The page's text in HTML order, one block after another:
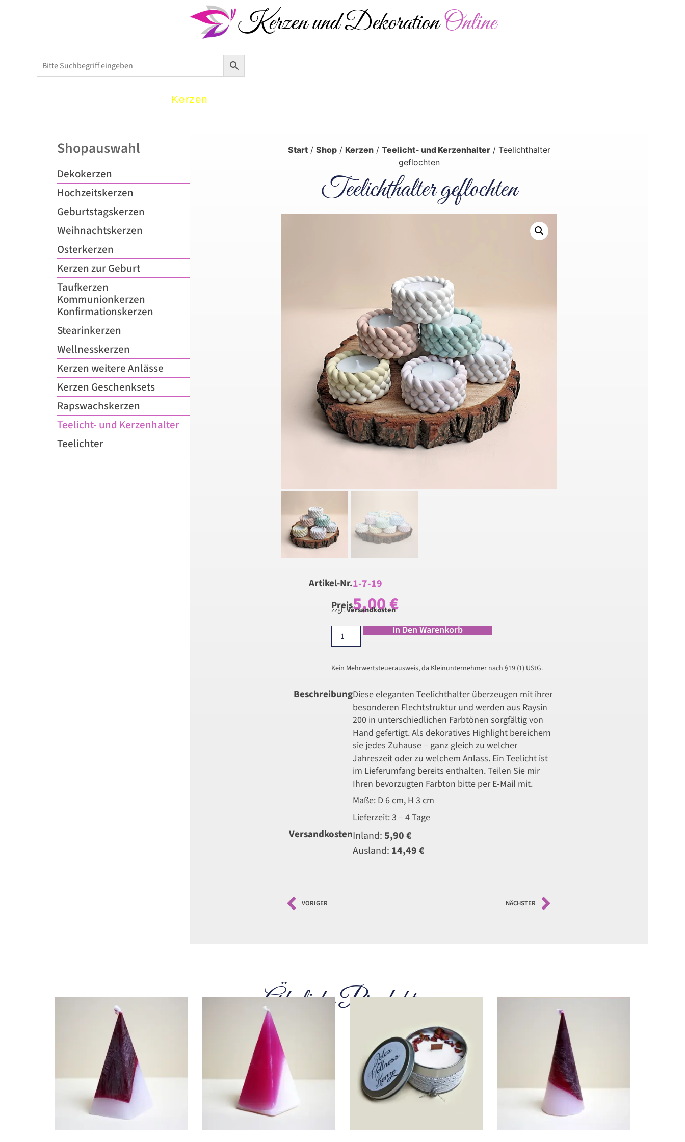
Kerzen und DekorationOnline
Kerzen
Shopauswahl
Dekokerzen
Hochzeitskerzen
Geburtstagskerzen
Weihnachtskerzen
Osterkerzen
Kerzen zur Geburt
Taufkerzen­
Kommunionkerzen­
Konfirmationskerzen
Stearinkerzen
Wellnesskerzen
Kerzen weitere Anlässe
Kerzen Geschenksets
Rapswachskerzen
Teelicht- und Kerzenhalter
Teelichter
Start/ Shop/ Kerzen/ Teelicht- und Kerzenhalter/ Teelichthalter
geflochten
Teelichthalter geflochten
Artikel-Nr.1-7-19
Preis5,00€
zzgl.Versandkosten
In Den Warenkorb
Kein Mehrwertsteuerausweis, da Kleinunternehmer nach §19 (1) UStG.
BeschreibungDiese eleganten Teelichthalter überzeugen mit ihrer
besonderen Flechtstruktur und werden aus Raysin
200 in unterschiedlichen Farbtönen sorgfältig von
Hand gefertigt. Als dekoratives Highlight bereichern
sie jedes Zuhause – ganz gleich zu welcher
Jahreszeit oder zu welchem Anlass. Ein Teelicht ist
im Lieferumfang bereits enthalten. Teilen Sie mir
Ihren bevorzugten Farbton bitte per E-Mail mit.
Maße: D 6 cm, H 3 cm
Lieferzeit: 3 – 4 Tage
VersandkostenInland:5,90 €
Ausland: 14,49 €
VORIGER NÄCHSTER
Ähnliche Produkte